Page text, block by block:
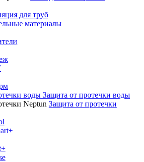
для труб
материалы
Защита от протечки воды
Защита от протечки